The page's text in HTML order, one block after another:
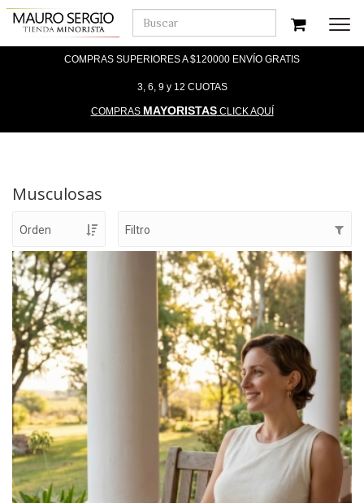
COMPRAS SUPERIORES A $120000 ENVÍO GRATIS
3, 6, 9 y 12 CUOTAS
COMPRAS MAYORISTASCLICK AQUÍ
Musculosas